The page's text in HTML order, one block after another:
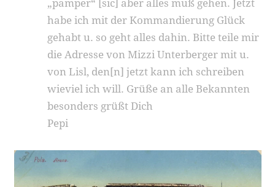
„pamper“ [sic] aber alles muß gehen. Jetzt
habe ich mit der Kommandierung Glück
gehabt u. so geht alles dahin. Bitte teile mir
die Adresse von Mizzi Unterberger mit u.
von Lisl, den[n] jetzt kann ich schreiben
wieviel ich will. Grüße an alle Bekannten
besonders grüßt Dich
Pepi